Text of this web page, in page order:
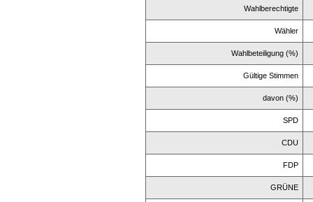
Wahlberechtigte
Wähler
Wahlbeteiligung (%)
Gültige Stimmen
davon (%)
SPD
CDU
FDP
GRÜNE